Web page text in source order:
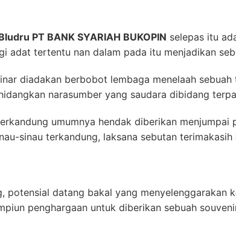
PT BANK SYARIAH BUKOPIN selepas itu
adat tertentu nan dalam pada itu menjadikan
diadakan berbobot lembaga menelaah
narasumber yang saudara dibidang
umumnya hendak diberikan menjumpai
sinau terkandung, laksana sebutan
potensial datang bakal yang menyelenggarakan
penghargaan untuk diberikan sebuah